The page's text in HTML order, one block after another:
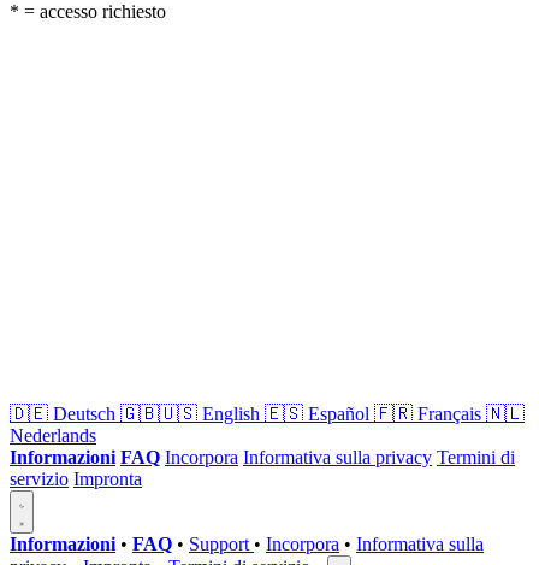
* = accesso richiesto
🇩🇪 Deutsch 🇬🇧🇺🇸 English 🇪🇸 Español 🇫🇷 Français 🇳🇱
Nederlands
Informazioni FAQ Incorpora Informativa sulla privacy Termini di
servizio Impronta
Informazioni • FAQ • Support • Incorpora • Informativa sulla